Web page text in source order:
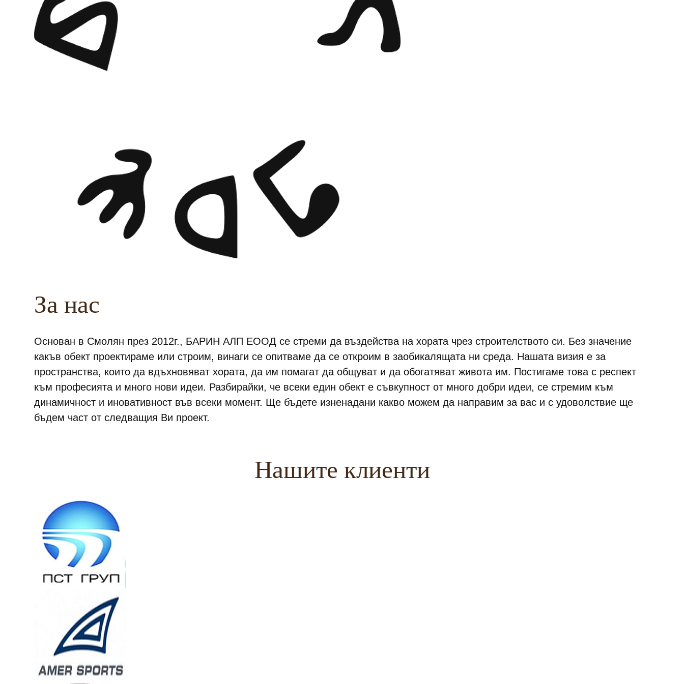
За нас
Основан в Смолян през 2012г., БАРИН АЛП ЕООД се стреми да въздейства на хората чрез строителството си. Без значение
какъв обект проектираме или строим, винаги се опитваме да се откроим в заобикалящата ни среда. Нашата визия е за
пространства, които да вдъхновяват хората, да им помагат да общуват и да обогатяват живота им. Постигаме това с респект
към професията и много нови идеи. Разбирайки, че всеки един обект е съвкупност от много добри идеи, се стремим към
динамичност и иновативност във всеки момент. Ще бъдете изненадани какво можем да направим за вас и с удоволствие ще
бъдем част от следващия Ви проект.
Нашите клиенти